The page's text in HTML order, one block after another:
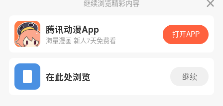
App免费看
继续浏览精彩内容
腾讯动漫App
海量漫画 新人7天免费看
打开APP
在此处浏览 继续